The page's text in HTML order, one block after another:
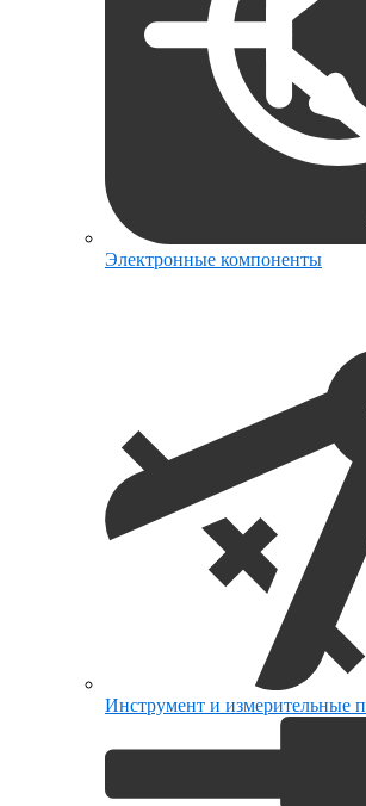
Электронные компоненты
Инструмент и измерительные